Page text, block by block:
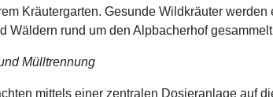
Kräutergarten. Gesunde Wildkräuter werden
Wäldern rund um den Alpbacherhof
Mülltrennung
mittels einer zentralen Dosieranlage auf